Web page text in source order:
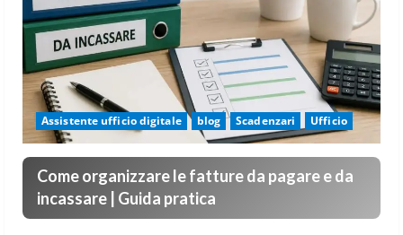
Assistente ufficio digitale blog Scadenzari Ufficio
Come organizzare le fatture da pagare e da
incassare | Guida pratica